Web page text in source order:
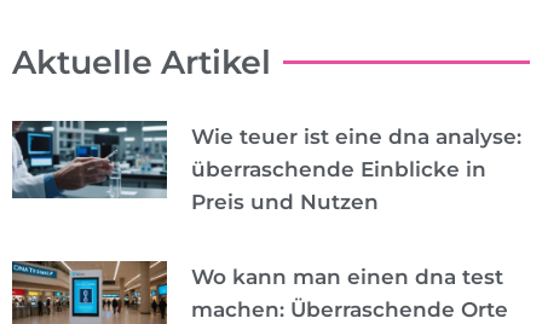
Aktuelle Artikel
Wie teuer ist eine dna analyse:
überraschende Einblicke in
Preis und Nutzen
Wo kann man einen dna test
machen: Überraschende Orte